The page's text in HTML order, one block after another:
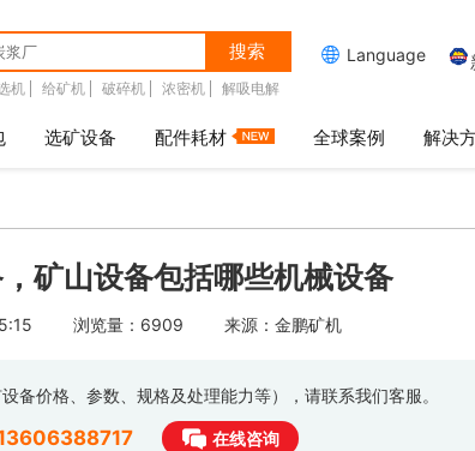
搜索
机 给矿机 破碎机 浓密机 解吸电解
 Language
选矿设备 配件耗材 全球案例 解决
矿山设备包括哪些机械设备
浏览量：6909 来源：金鹏矿机
备价格、参数、规格及处理能力等），请联系我们客服。
在线咨询